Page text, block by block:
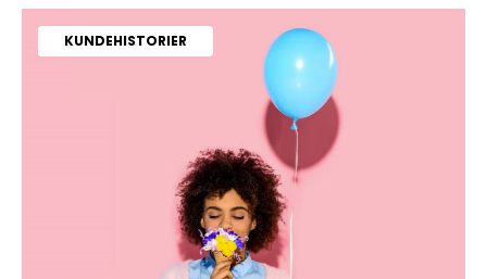
KUNDEHISTORIER